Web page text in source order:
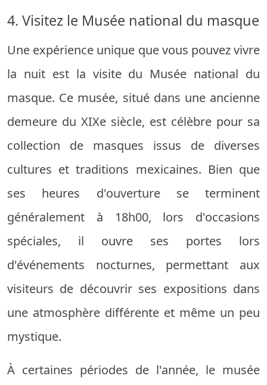
4. Visitez le Musée national du masque
Une expérience unique que vous pouvez vivre
la nuit est la visite du Musée national du
masque. Ce musée, situé dans une ancienne
demeure du XIXe siècle, est célèbre pour sa
collection de masques issus de diverses
cultures et traditions mexicaines. Bien que
ses heures d'ouverture se terminent
généralement à 18h00, lors d'occasions
spéciales, il ouvre ses portes lors
d'événements nocturnes, permettant aux
visiteurs de découvrir ses expositions dans
une atmosphère différente et même un peu
mystique.
À certaines périodes de l'année, le musée